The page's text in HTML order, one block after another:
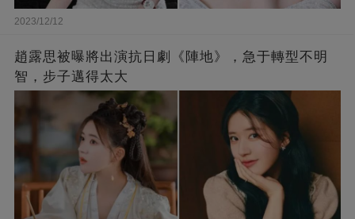
2023/12/12
趙露思被曝將出演抗日劇《陣地》，急于轉型不明
智，步子邁得太大